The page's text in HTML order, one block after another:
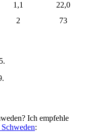
1,1
22,0
2 73
Ich empfehle
: